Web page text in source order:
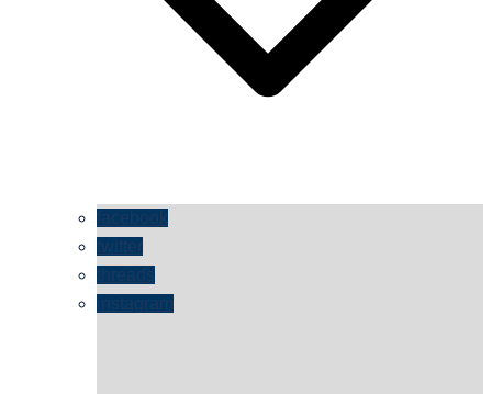
facebook
twitter
threads
instagram